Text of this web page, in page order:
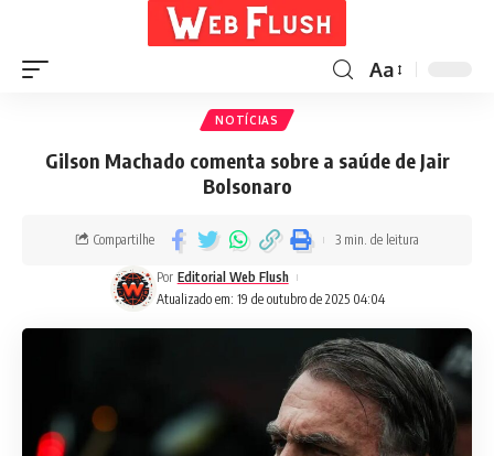
Aa
NOTÍCIAS
Gilson Machado comenta sobre a saúde de Jair
Bolsonaro
Atualizado em: 19 de outubro de 2025 04:04
Por Editorial Web Flush
Compartilhe 3 min. de leitura